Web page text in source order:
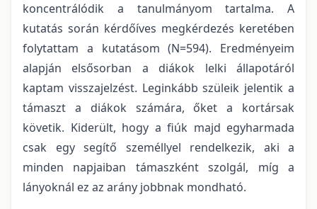
koncentrálódik a tanulmányom tartalma. A
kutatás során kérdőíves megkérdezés keretében
folytattam a kutatásom (N=594). Eredményeim
alapján elsősorban a diákok lelki állapotáról
kaptam visszajelzést. Leginkább szüleik jelentik a
támaszt a diákok számára, őket a kortársak
követik. Kiderült, hogy a fiúk majd egyharmada
csak egy segítő személlyel rendelkezik, aki a
minden napjaiban támaszként szolgál, míg a
lányoknál ez az arány jobbnak mondható.